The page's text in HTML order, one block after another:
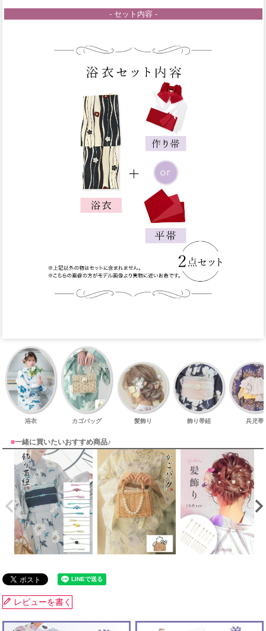
- セット内容 -
浴衣 カゴバッグ 髪飾り 飾り帯紐 兵児帯
■一緒に買いたいおすすめ商品♪
レビューを書く